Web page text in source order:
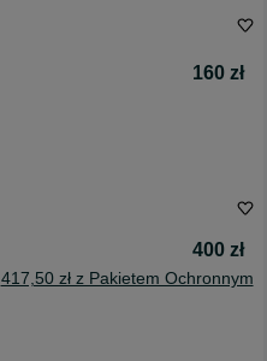
160 zł
400 zł
417,50 zł z Pakietem Ochronnym